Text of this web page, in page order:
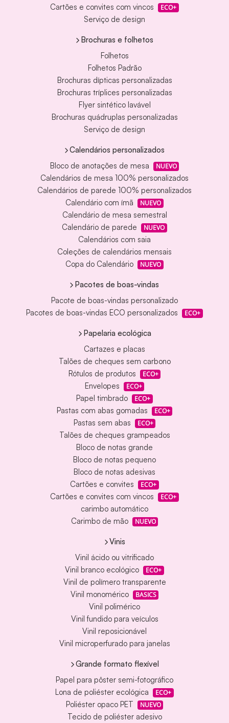
Cartões e convites com vincos ECO+
Serviço de design
Brochuras e folhetos
Folhetos
Folhetos Padrão
Brochuras dípticas personalizadas
Brochuras tríplices personalizadas
Flyer sintético lavável
Brochuras quádruplas personalizadas
Serviço de design
Calendários personalizados
Bloco de anotações de mesa
NUEVO
Calendários de mesa 100% personalizados
Calendários de parede 100% personalizados
Calendário com ímã
NUEVO
Calendário de mesa semestral
Calendário de parede
NUEVO
Calendários com saia
Coleções de calendários mensais
Copa do Calendário
NUEVO
Pacotes de boas-vindas
Pacote de boas-vindas personalizado
Pacotes de boas-vindas ECO personalizados
ECO+
Papelaria ecológica
Cartazes e placas
Talões de cheques sem carbono
Rótulos de produtos
ECO+
Envelopes ECO+
Papel timbrado ECO+
Pastas com abas gomadas ECO+
Pastas sem abas ECO+
Talões de cheques grampeados
Bloco de notas grande
Bloco de notas pequeno
Bloco de notas adesivas
Cartões e convites
ECO+
Cartões e convites com vincos ECO+
carimbo automático
Carimbo de mão
NUEVO
Vinis
Vinil ácido ou vitrificado
Vinil branco ecológico
ECO+
Vinil de polímero transparente
Vinil monomérico
BASICS
Vinil polimérico
Vinil fundido para veículos
Vinil reposicionável
Vinil microperfurado para janelas
Grande formato flexível
Papel para pôster semi-fotográfico
Lona de poliéster ecológica
ECO+
Poliéster opaco PET NUEVO
Tecido de poliéster adesivo